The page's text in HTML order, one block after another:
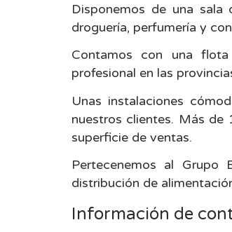
Disponemos de una sala
droguería, perfumería y
Contamos con una
profesional en las
Unas instalaciones
nuestros clientes. Más de
superficie de ventas.
Pertecenemos al
distribución de
Información de